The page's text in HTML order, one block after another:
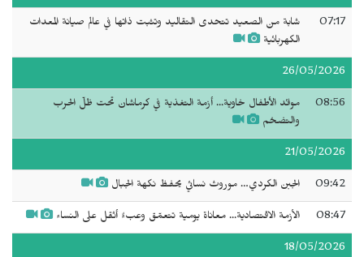
07:17
شابة من الصعيد تتحدى التقاليد وتثبت ذاتها في عالم صيانة المعدات
الكهربائية
26/05/2026
08:56
موائد الأطفال خاوية... أزمة التغذية في كرماشان تحت ظلّ الحرب
والتضخم
21/05/2026
09:42 الجبن الكردي… موروث نسائي يحفظ نكهة الجبال
08:47 الأزمة الاقتصادية... معاناة يومية تتعمّق وعبءٌ أثقل على النساء
18/05/2026